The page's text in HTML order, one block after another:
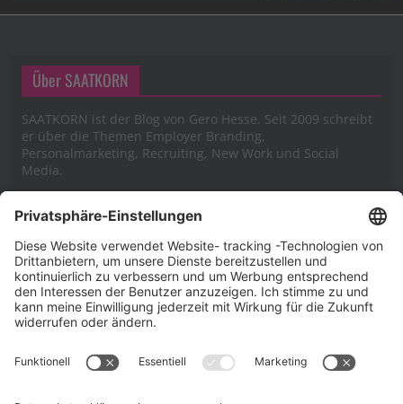
Über SAATKORN
SAATKORN ist der Blog von Gero Hesse. Seit 2009 schreibt
er über die Themen Employer Branding,
Personalmarketing, Recruiting, New Work und Social
Media.
Impressum
Impressum
Cookie-Richtlinie (EU)